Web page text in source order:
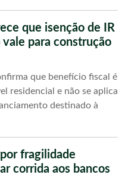
que isenção de IR
para construção
que benefício fiscal é
residencial e não se aplica
destinado à
fragilidade
corrida aos bancos